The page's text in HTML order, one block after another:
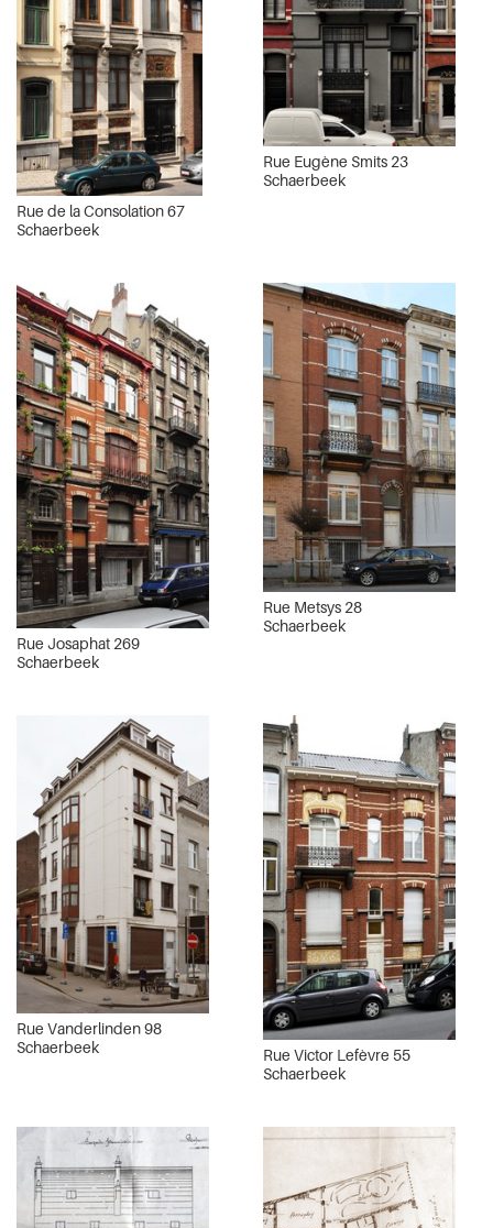
Rue de la Consolation 67
Schaerbeek
Rue Eugène Smits 23
Schaerbeek
Rue Josaphat 269
Schaerbeek
Rue Metsys 28
Schaerbeek
Rue Vanderlinden 98
Schaerbeek
Rue Victor Lefèvre 55
Schaerbeek